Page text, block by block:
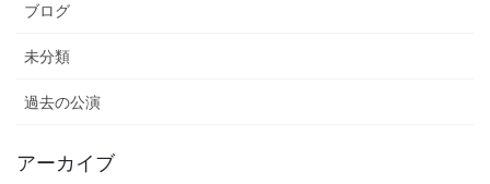
ブログ
未分類
過去の公演
アーカイブ